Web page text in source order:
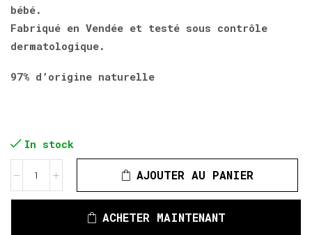
bébé.
Fabriqué en Vendée et testé sous contrôle
dermatologique.
97% d’origine naturelle
In stock
AJOUTER AU PANIER
ACHETER MAINTENANT